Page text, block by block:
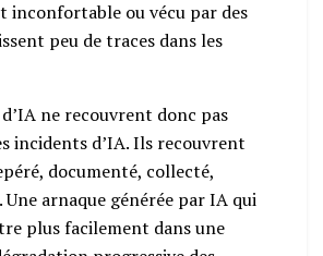
inconfortable ou vécu par des
peu de traces dans les
ne recouvrent donc pas
incidents d’IA. Ils recouvrent
documenté, collecté,
Une arnaque générée par IA qui
plus facilement dans une